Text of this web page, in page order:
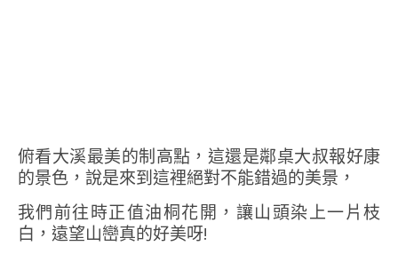
俯看大溪最美的制高點，這還是鄰桌大叔報好康
的景色，說是來到這裡絕對不能錯過的美景，
我們前往時正值油桐花開，讓山頭染上一片枝
白，遠望山巒真的好美呀!